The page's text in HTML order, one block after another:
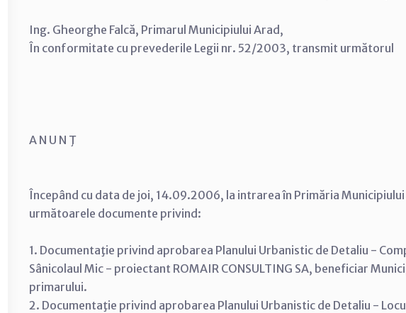
Ing. Gheorghe Falcă, Primarul Municipiului Arad,
În conformitate cu prevederile Legii nr. 52/2003, transmit următorul
A N U N Ţ
Începând cu data de joi, 14.09.2006, la intrarea în Primăria
următoarele documente privind:
1. Documentaţie privind aprobarea Planului Urbanistic de Detaliu -
Sânicolaul Mic - proiectant ROMAIR CONSULTING SA, beneficiar
primarului.
2. Documentaţie privind aprobarea Planului Urbanistic de Detaliu -